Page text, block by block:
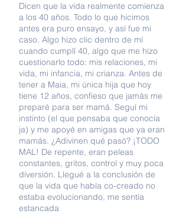
Dicen que la vida realmente comienza
a los 40 años. Todo lo que hicimos
antes era puro ensayo, y así fue mi
caso. Algo hizo clic dentro de mí
cuando cumplí 40, algo que me hizo
cuestionarlo todo: mis relaciones, mi
vida, mi infancia, mi crianza. Antes de
tener a Maia, mi única hija que hoy
tiene 12 años, confieso que jamás me
preparé para ser mamá. Seguí mi
instinto (el que pensaba que conocía
ja) y me apoyé en amigas que ya eran
mamás. ¿Adivinen qué pasó? ¡TODO
MAL! De repente, eran peleas
constantes, gritos, control y muy poca
diversión. Llegué a la conclusión de
que la vida que había co-creado no
estaba evolucionando, me sentía
estancada